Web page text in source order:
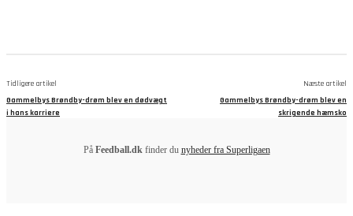
Tidligere artikel
Gammelbys Brøndby-drøm blev en dødvægt
i hans karriere
Næste artikel
Gammelbys Brøndby-drøm blev en
skrigende hæmsko
På Feedball.dkfinder du nyheder fra Superligaen